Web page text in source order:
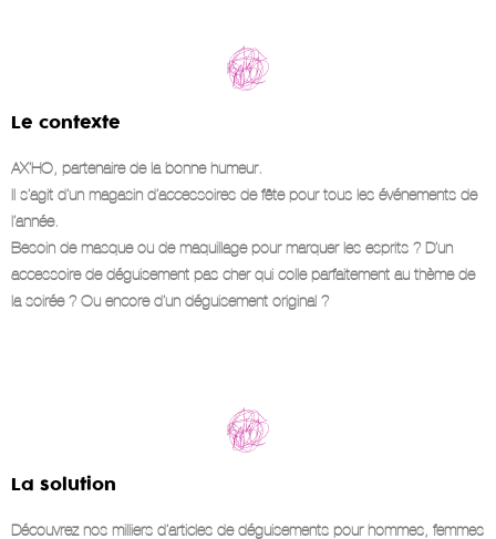
Le contexte
AX’HO, partenaire de la bonne humeur.
Il s’agit d’un magasin d’accessoires de fête pour tous les événements de
l’année.
Besoin de masque ou de maquillage pour marquer les esprits ? D’un
accessoire de déguisement pas cher qui colle parfaitement au thème de
la soirée ? Ou encore d’un déguisement original ?
La solution
Découvrez nos milliers d’articles de déguisements pour hommes, femmes